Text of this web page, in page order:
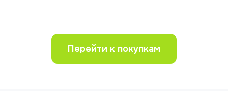
Перейти к покупкам